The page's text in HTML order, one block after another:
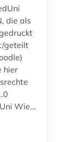
die als
geteilt
Wie...